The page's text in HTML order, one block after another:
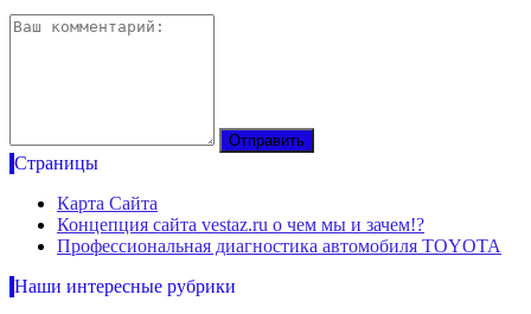
Страницы
Карта Сайта
Концепция сайта vestaz.ru о чем мы и зачем!?
Профессиональная диагностика автомобиля TOYOTA
Наши интересные рубрики